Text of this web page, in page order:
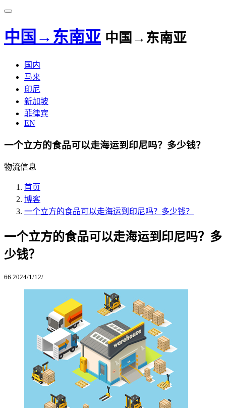
中国→东南亚 中国→东南亚
国内
马来
印尼
新加坡
菲律宾
EN
一个立方的食品可以走海运到印尼吗？多少钱？
物流信息
首页
博客
一个立方的食品可以走海运到印尼吗？多少钱？
一个立方的食品可以走海运到印尼吗？多
少钱？
66 2024/1/12/